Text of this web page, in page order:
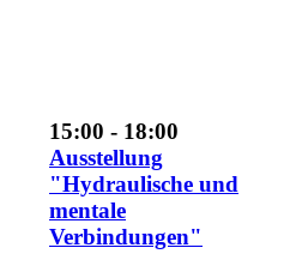
15:00 - 18:00
Ausstellung
"Hydraulische und
mentale
Verbindungen"